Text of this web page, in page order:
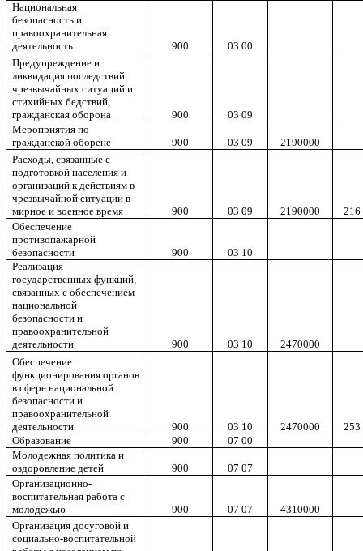
Национальная
безопасность и
правоохранительная
деятельность
900
03 00
Предупреждение и
ликвидация последствий
чрезвычайных ситуаций и
стихийных бедствий,
гражданская оборона
900
03 09
Мероприятия по
гражданской оборене
900 03 09
2190000
Расходы, связанные с
подготовкой населения и
организаций к действиям в
чрезвычайной ситуации в
мирное и военное время
900 03 09 2190000
216
Обеспечение
противопажарной
безопасности
900
03 10
Реализация
государственных функций,
связанных с обеспечением
национальной
безопасности и
правоохранительной
деятельности
900 03 10
2470000
Обеспечение
функционирования органов
в сфере национальной
безопасности и
правоохранительной
деятельности
900 03 10 2470000
253
Образование
900
07 00
Молодежная политика и
оздоровление детей
900
07 07
Организационно-
воспитательная работа с
молодежью
900 07 07
4310000
Организация досуговой и
социально-воспитательной